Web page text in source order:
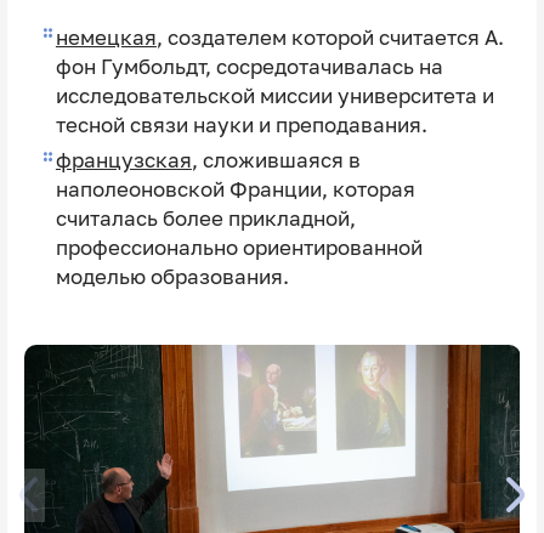
немецкая, создателем которой считается А.
фон Гумбольдт, сосредотачивалась на
исследовательской миссии университета и
тесной связи науки и преподавания.
французская, сложившаяся в
наполеоновской Франции, которая
считалась более прикладной,
профессионально ориентированной
моделью образования.